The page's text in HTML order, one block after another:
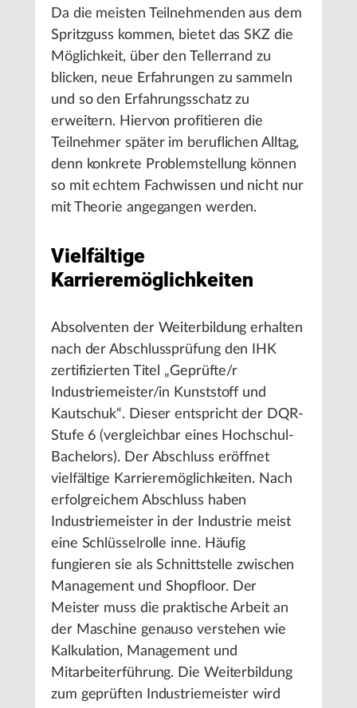
Da die meisten Teilnehmenden aus dem
Spritzguss kommen, bietet das SKZ die
Möglichkeit, über den Tellerrand zu
blicken, neue Erfahrungen zu sammeln
und so den Erfahrungsschatz zu
erweitern. Hiervon profitieren die
Teilnehmer später im beruflichen Alltag,
denn konkrete Problemstellung können
so mit echtem Fachwissen und nicht nur
mit Theorie angegangen werden.
Vielfältige
Karrieremöglichkeiten
Absolventen der Weiterbildung erhalten
nach der Abschlussprüfung den IHK
zertifizierten Titel „Geprüfte/r
Industriemeister/in Kunststoff und
Kautschuk“. Dieser entspricht der DQR-
Stufe 6 (vergleichbar eines Hochschul-
Bachelors). Der Abschluss eröffnet
vielfältige Karrieremöglichkeiten. Nach
erfolgreichem Abschluss haben
Industriemeister in der Industrie meist
eine Schlüsselrolle inne. Häufig
fungieren sie als Schnittstelle zwischen
Management und Shopfloor. Der
Meister muss die praktische Arbeit an
der Maschine genauso verstehen wie
Kalkulation, Management und
Mitarbeiterführung. Die Weiterbildung
zum geprüften Industriemeister wird